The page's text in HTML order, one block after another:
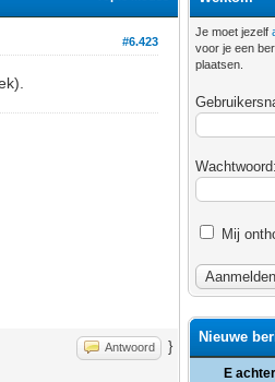
#6.423
Antwoord }
Je moet jezelf
voor je een
plaatsen.
Wachtwoord:
Mij
Nieuwe
E